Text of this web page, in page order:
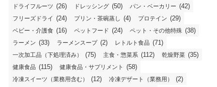
ドライフルーツ (26) ドレッシング (50) パン・ベーカリー (42)
フリーズドライ (24) プリン・茶碗蒸し (4) プロテイン (29)
ベビー・介護食 (16) ペットフード (24) ペット・その他特殊 (38)
ラーメン (33) ラーメンスープ (2) レトルト食品 (71)
一次加工品（下処理済み） (75) 主食・惣菜系 (112) 乾燥野菜 (35)
健康食品 (115) 健康食品・サプリメント (58)
冷凍スイーツ（業務用含む） (12) 冷凍デザート（業務用） (2)